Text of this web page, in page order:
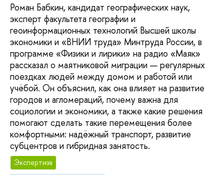
Роман Бабкин, кандидат географических наук,
эксперт факультета географии и
геоинформационных технологий Высшей школы
экономики и «ВНИИ труда» Минтруда России, в
программе «Физики и лирики» на радио «Маяк»
рассказал о маятниковой миграции — регулярных
поездках людей между домом и работой или
учёбой. Он объяснил, как она влияет на развитие
городов и агломераций, почему важна для
социологии и экономики, а также какие решения
помогают сделать такие перемещения более
комфортными: надёжный транспорт, развитие
субцентров и гибридная занятость.
Экспертиза